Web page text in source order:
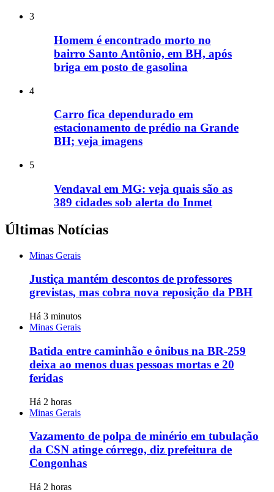
3
Homem é encontrado morto no
bairro Santo Antônio, em BH, após
briga em posto de gasolina
4
Carro fica dependurado em
estacionamento de prédio na Grande
BH; veja imagens
5
Vendaval em MG: veja quais são as
389 cidades sob alerta do Inmet
Últimas Notícias
Minas Gerais
Justiça mantém descontos de professores
grevistas, mas cobra nova reposição da PBH
Há 3 minutos
Minas Gerais
Batida entre caminhão e ônibus na BR-259
deixa ao menos duas pessoas mortas e 20
feridas
Há 2 horas
Minas Gerais
Vazamento de polpa de minério em tubulação
da CSN atinge córrego, diz prefeitura de
Congonhas
Há 2 horas